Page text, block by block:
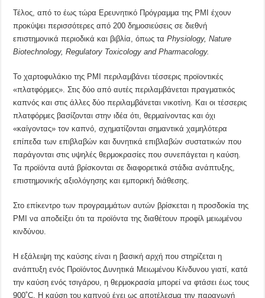
Τέλος, από το έως τώρα Ερευνητικό Πρόγραμμα της ΡΜΙ έχουν
προκύψει περισσότερες από 200 δημοσιεύσεις σε διεθνή
επιστημονικά περιοδικά και βιβλία, όπως ταPhysiology, Nature
Biotechnology, Regulatory Toxicology and Pharmacology.
Το χαρτοφυλάκιο της ΡΜΙ περιλαμβάνει τέσσερις προϊοντικές
«πλατφόρμες». Στις δύο από αυτές περιλαμβάνεται πραγματικός
καπνός και στις άλλες δύο περιλαμβάνεται νικοτίνη. Και οι τέσσερις
πλατφόρμες βασίζονται στην ιδέα ότι, θερμαίνοντας και όχι
«καίγοντας» τον καπνό, σχηματίζονται σημαντικά χαμηλότερα
επίπεδα των επιβλαβών και δυνητικά επιβλαβών συστατικών που
παράγονται στις υψηλές θερμοκρασίες που συνεπάγεται η καύση.
Τα προϊόντα αυτά βρίσκονται σε διαφορετικά στάδια ανάπτυξης,
επιστημονικής αξιολόγησης και εμπορική διάθεσης.
Στο επίκεντρο των προγραμμάτων αυτών βρίσκεται η προσδοκία της
ΡΜΙ να αποδείξει ότι τα προϊόντα της διαθέτουν προφίλ μειωμένου
κινδύνου.
Η εξάλειψη της καύσης είναι η βασική αρχή που στηρίζεται η
ανάπτυξη ενός Προϊόντος Δυνητικά Μειωμένου Κίνδυνου γιατί, κατά
την καύση ενός τσιγάρου, η θερμοκρασία μπορεί να φτάσει έως τους
900˚C. Η καύση του καπνού έχει ως αποτέλεσμα την παραγωγή